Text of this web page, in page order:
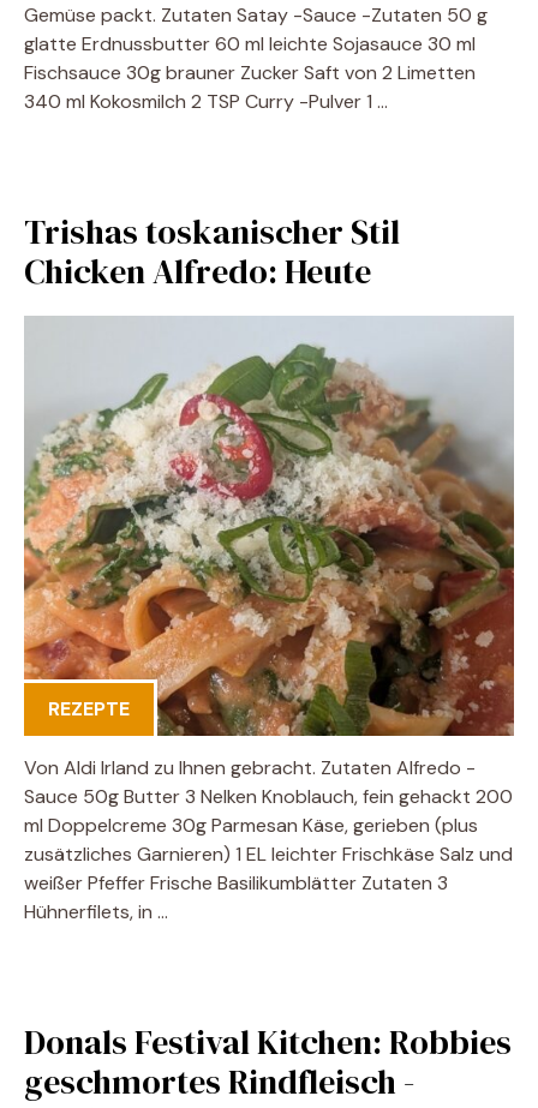
Gemüse packt. Zutaten Satay -Sauce -Zutaten 50 g
glatte Erdnussbutter 60 ml leichte Sojasauce 30 ml
Fischsauce 30g brauner Zucker Saft von 2 Limetten
340 ml Kokosmilch 2 TSP Curry -Pulver 1 …
Trishas toskanischer Stil
Chicken Alfredo: Heute
REZEPTE
Von Aldi Irland zu Ihnen gebracht. Zutaten Alfredo -
Sauce 50g Butter 3 Nelken Knoblauch, fein gehackt 200
ml Doppelcreme 30g Parmesan Käse, gerieben (plus
zusätzliches Garnieren) 1 EL leichter Frischkäse Salz und
weißer Pfeffer Frische Basilikumblätter Zutaten 3
Hühnerfilets, in …
Donals Festival Kitchen: Robbies
geschmortes Rindfleisch -